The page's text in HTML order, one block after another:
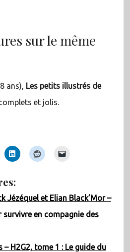
sur le même
ans), Les petits illustrés de
et jolis.
Jézéquel et Elian Black’Mor –
survivre en compagnie des
– H2G2, tome 1 : Le guide du